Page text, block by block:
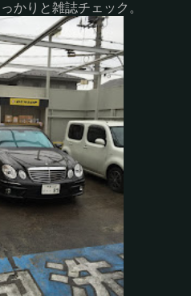
かりと雑誌チェック。